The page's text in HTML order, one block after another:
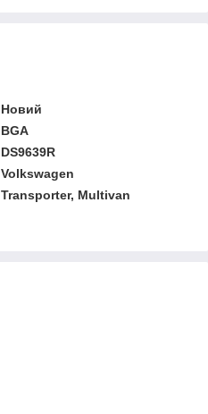
Новий
BGA
DS9639R
Volkswagen
Transporter, Multivan